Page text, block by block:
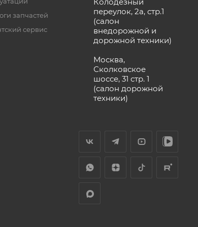
запчастей
сервис
переулок, 2а, стр.1
(салон
внедорожной и
дорожной техники)
Москва,
Сколковское
шоссе, 31 стр. 1
(салон дорожной
техники)